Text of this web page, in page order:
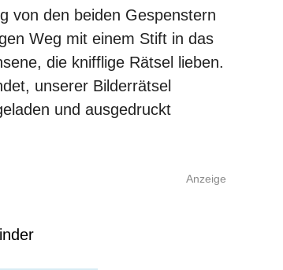
von den beiden Gespenstern
Weg mit einem Stift in das
die knifflige Rätsel lieben.
unserer Bilderrätsel
und ausgedruckt
Anzeige